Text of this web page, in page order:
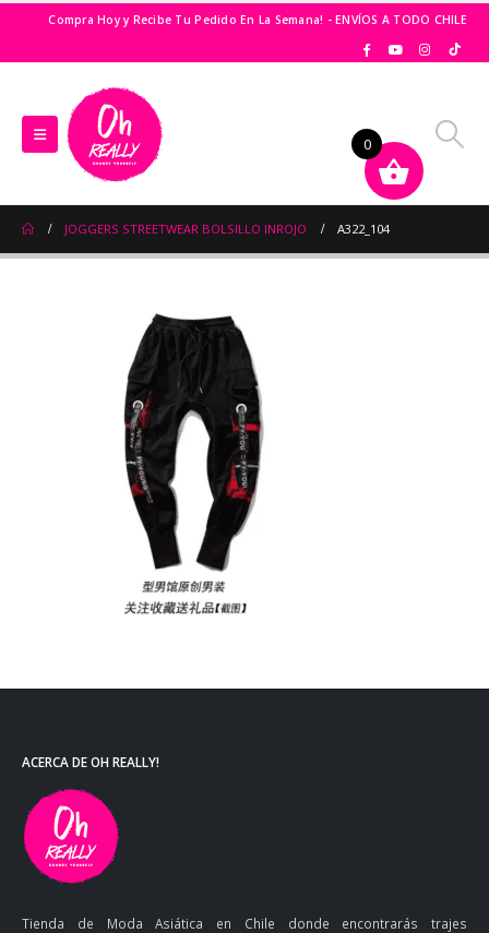
Compra Hoy y Recibe Tu Pedido En La Semana! - ENVÍOS A TODO CHILE
JOGGERS STREETWEAR BOLSILLO INROJO A322_104
ACERCA DE OH REALLY!
Tienda de Moda Asiática en Chile donde encontrarás trajes
0